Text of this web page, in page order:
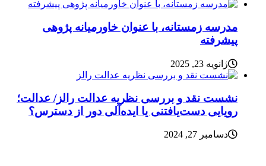
مدرسه زمستانه، با عنوان خاورمیانه پژوهی
پیشرفته
ژانویه 23, 2025
نشست نقد و بررسی نظریه عدالت رالز/ عدالت؛
رویایی دست‌یافتنی یا ایده‌آلی دور از دسترس؟
دسامبر 27, 2024